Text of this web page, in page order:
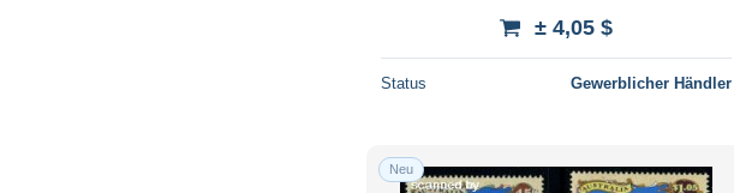
± 4,05 $
Status Gewerblicher Händler
Neu